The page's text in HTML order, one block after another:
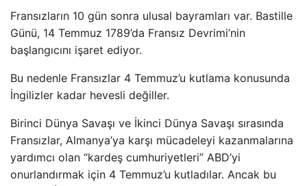
Fransızların 10 gün sonra ulusal bayramları var. Bastille
Günü, 14 Temmuz 1789’da Fransız Devrimi’nin
başlangıcını işaret ediyor.
Bu nedenle Fransızlar 4 Temmuz’u kutlama konusunda
İngilizler kadar hevesli değiller.
Birinci Dünya Savaşı ve İkinci Dünya Savaşı sırasında
Fransızlar, Almanya’ya karşı mücadeleyi kazanmalarına
yardımcı olan “kardeş cumhuriyetleri” ABD’yi
onurlandırmak için 4 Temmuz’u kutladılar. Ancak bu